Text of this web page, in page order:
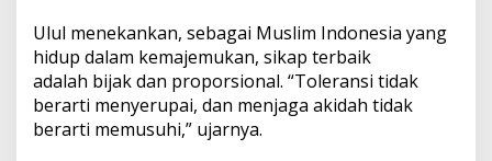
Ulul menekankan, sebagai Muslim Indonesia yang
hidup dalam kemajemukan, sikap terbaik
adalah bijak dan proporsional. “Toleransi tidak
berarti menyerupai, dan menjaga akidah tidak
berarti memusuhi,” ujarnya.